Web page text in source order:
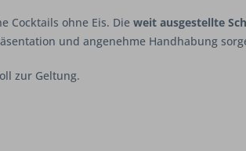
Cocktails ohne Eis. Die weit ausgestellte
und angenehme Handhabung
zur Geltung.